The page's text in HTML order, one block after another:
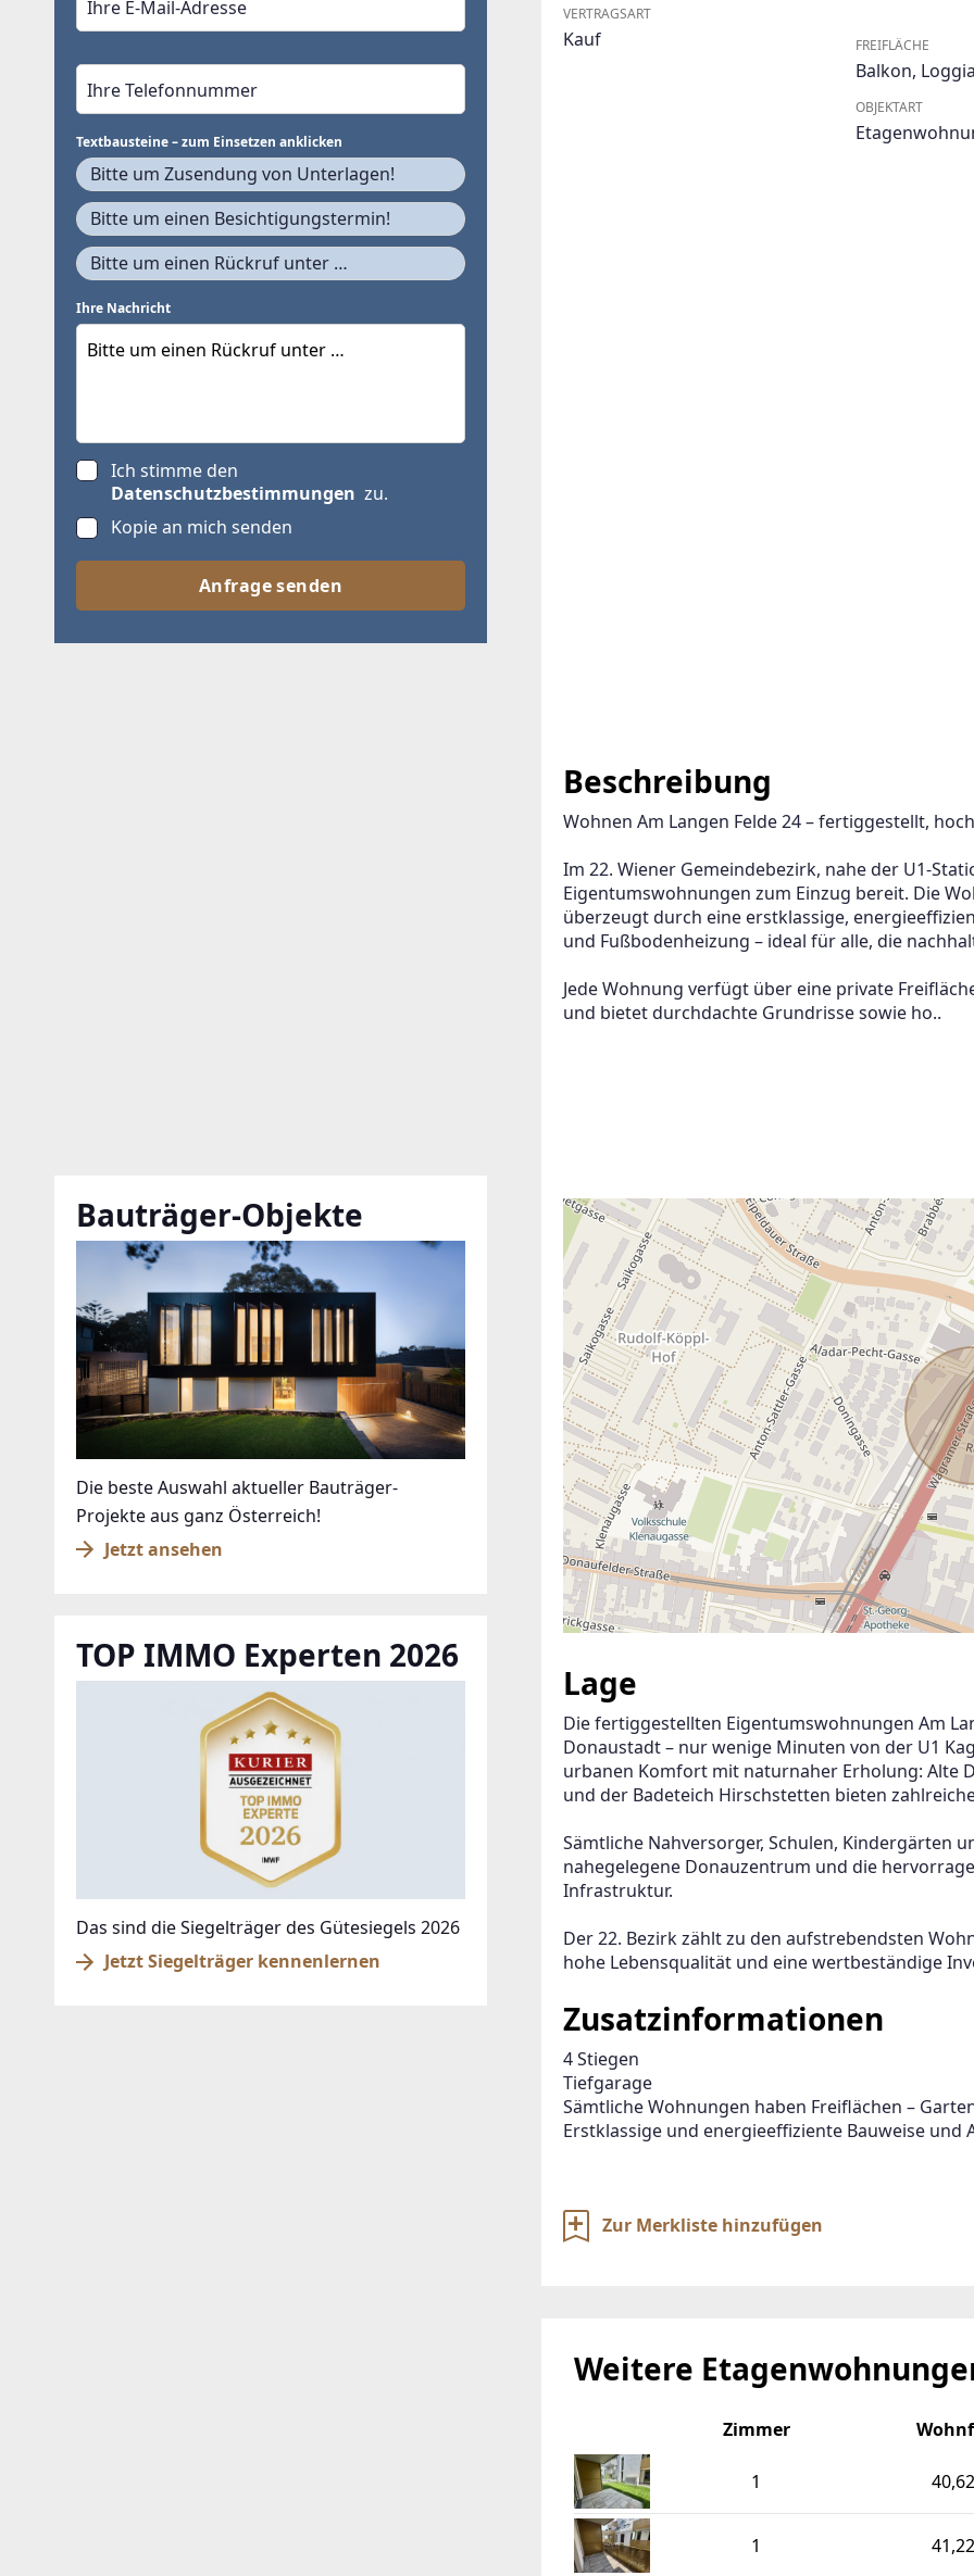
VERTRAGSART
Kauf FREIFLÄCHE
Balkon,
OBJEKTART
Beschreibung
Wohnen Am Langen Felde 24 – fertiggestellt,
Im 22. Wiener Gemeindebezirk, nahe der U1-
Eigentumswohnungen zum Einzug bereit. Die
überzeugt durch eine erstklassige,
und Fußbodenheizung – ideal für alle, die
Jede Wohnung verfügt über eine private
und bietet durchdachte Grundrisse sowie ho..
ANBIETER KONTAKTIEREN
Lage
Die fertiggestellten Eigentumswohnungen Am
Donaustadt – nur wenige Minuten von der U1
urbanen Komfort mit naturnaher Erholung: Alte
und der Badeteich Hirschstetten bieten
Sämtliche Nahversorger, Schulen, Kindergärten
nahegelegene Donauzentrum und die
Infrastruktur.
Der 22. Bezirk zählt zu den aufstrebendsten
hohe Lebensqualität und eine wertbeständige
Zusatzinformationen
4 Stiegen
Tiefgarage
Sämtliche Wohnungen haben Freiflächen –
Erstklassige und energieeffiziente Bauweise und
Zur Merkliste hinzufügen
Weitere
Zimmer
1
1
Textbausteine – zum Einsetzen anklicken
Bitte um Zusendung von Unterlagen!
Bitte um einen Besichtigungstermin!
Bitte um einen Rückruf unter …
Ihre Nachricht
Ich stimme den
Datenschutzbestimmungen zu.
Kopie an mich senden
Anfrage senden
Bauträger-Objekte
Die beste Auswahl aktueller Bauträger-
Projekte aus ganz Österreich!
Jetzt ansehen
TOP IMMO Experten 2026
Das sind die Siegelträger des Gütesiegels 2026
Jetzt Siegelträger kennenlernen